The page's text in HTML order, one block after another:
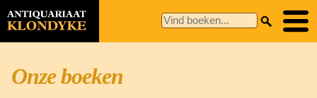
Onze boeken